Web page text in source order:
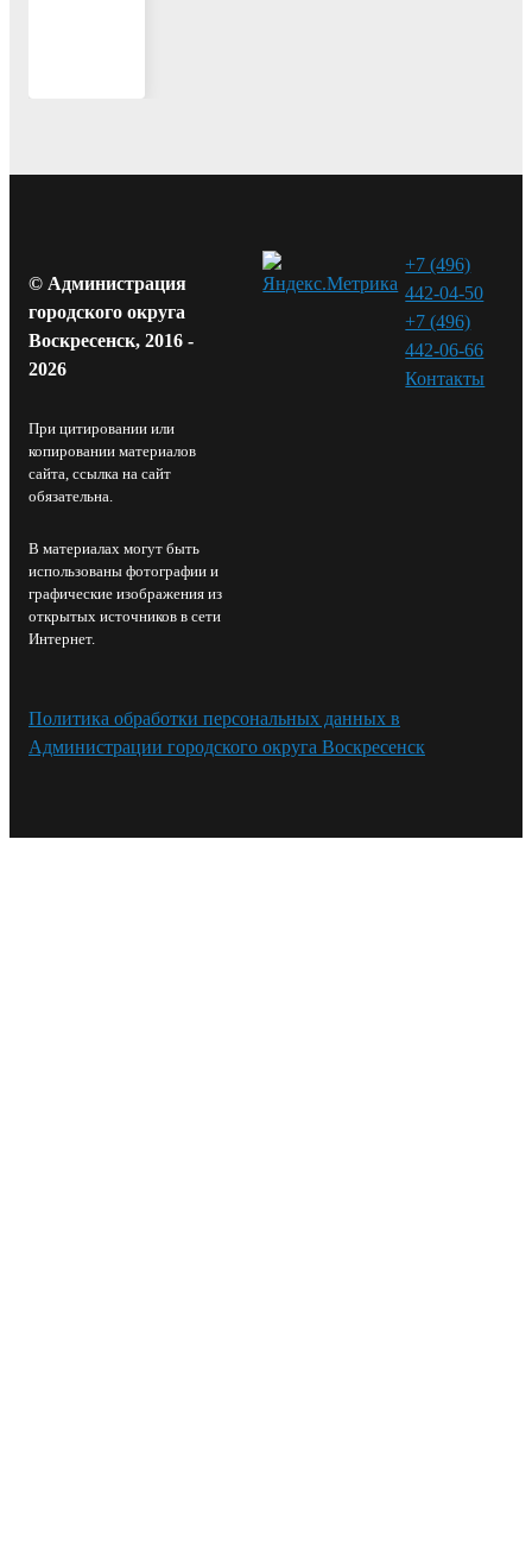
© Администрация
городского округа
Воскресенск, 2016 -
2026
При цитировании или
копировании материалов
сайта, ссылка на сайт
обязательна.
В материалах могут быть
использованы фотографии и
графические изображения из
открытых источников в сети
Интернет.
+7 (496)
442-04-50
+7 (496)
442-06-66
Контакты⁠
Политика обработки персональных данных в
Администрации городского округа Воскресенск